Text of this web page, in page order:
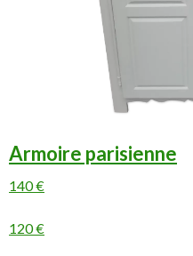
Armoire parisienne
140 €
120 €